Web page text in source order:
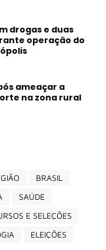
drogas e duas
operação do
ameaçar a
na zona rural
BRASIL
SAÚDE
E SELEÇÕES
ELEIÇÕES